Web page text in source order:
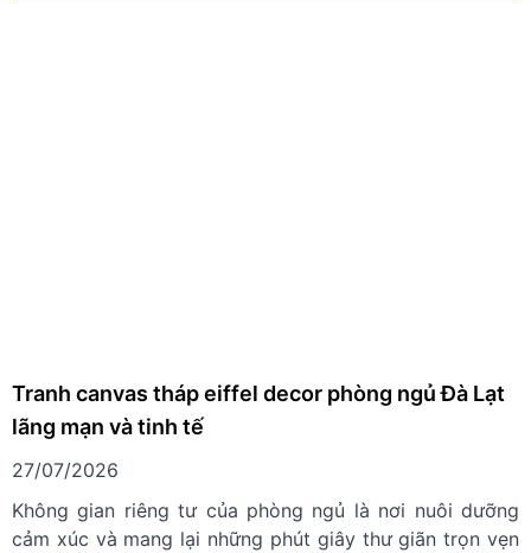
Tranh canvas tháp eiffel decor phòng ngủ Đà Lạt
lãng mạn và tinh tế
27/07/2026
Không gian riêng tư của phòng ngủ là nơi nuôi dưỡng
cảm xúc và mang lại những phút giây thư giãn trọn vẹn